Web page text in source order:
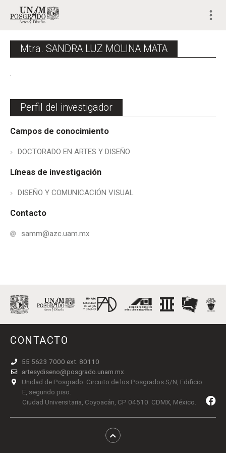
Mtra. SANDRA LUZ MOLINA MATA
.
Perfil del investigador
Campos de conocimiento
DOCTORADO EN ARTES Y DISEÑO
Líneas de investigación
DISEÑO Y COMUNICACIÓN VISUAL
Contacto
samm@azc.uam.mx
CONTACTO
55 5623 7000 ext. 80110
artesydiseno@posgrado.unam.mx
Unidad de Posgrado. Circuito de los Posgrados S/N, Edificio
E, segundo piso.
Ciudad Universitaria, Coyoacán, CP 04510. CDMX, México.